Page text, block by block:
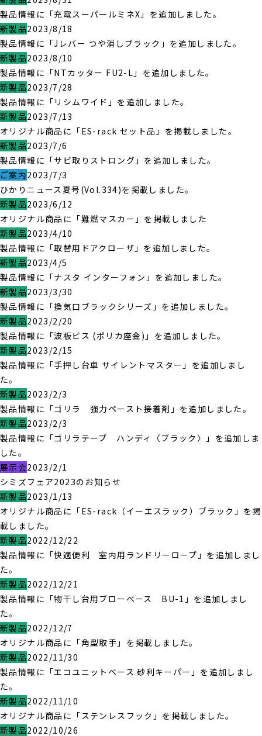
製品情報に「充電スーパールミネX」を追加しました。
新製品2023/8/18
製品情報に「Jレバー つや消しブラック」を追加しました。
新製品2023/8/10
製品情報に「NTカッター FU2-L」を追加しました。
新製品2023/7/28
製品情報に「リシムワイド」を追加しました。
新製品2023/7/13
オリジナル商品に「ES-rack セット品」を掲載しました。
新製品2023/7/6
製品情報に「サビ取りストロング」を追加しました。
ご案内2023/7/3
ひかりニュース夏号(Vol.334)を掲載しました。
新製品2023/6/12
オリジナル商品に「難燃マスカー」を掲載しました
新製品2023/4/10
製品情報に「取替用ドアクローザ」を追加しました。
新製品2023/4/5
製品情報に「ナスタ インターフォン」を追加しました。
新製品2023/3/30
製品情報に「換気口ブラックシリーズ」を追加しました。
新製品2023/2/20
製品情報に「波板ビス (ポリカ座金)」を追加しました。
新製品2023/2/15
製品情報に「手押し台車 サイレントマスター」を追加しまし
た。
新製品2023/2/3
製品情報に「ゴリラ 強力ペースト接着剤」を追加しました。
新製品2023/2/3
製品情報に「ゴリラテープ ハンディ〈ブラック〉」を追加しま
した。
展示会2023/2/1
シミズフェア2023のお知らせ
新製品2023/1/13
オリジナル商品に「ES-rack（イーエスラック）ブラック」を掲
載しました。
新製品2022/12/22
製品情報に「快適便利 室内用ランドリーロープ」を追加しまし
た。
新製品2022/12/21
製品情報に「物干し台用ブローベース BU-1」を追加しまし
た。
新製品2022/12/7
オリジナル商品に「角型取手」を掲載しました。
新製品2022/11/30
製品情報に「エコユニットベース 砂利キーパー」を追加しまし
た。
新製品2022/11/10
オリジナル商品に「ステンレスフック」を掲載しました。
新製品2022/10/26